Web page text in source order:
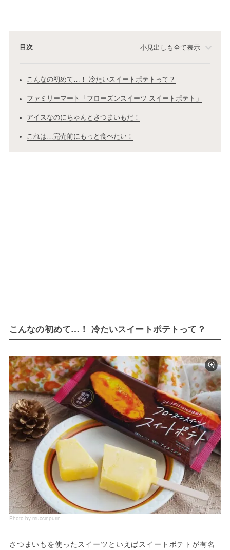
目次 小見出しも全て表示
こんなの初めて…！ 冷たいスイートポテトって？
ファミリーマート「フローズンスイーツ スイートポテト」
アイスなのにちゃんとさつまいもだ！
これは…完売前にもっと食べたい！
こんなの初めて…！ 冷たいスイートポテトって？
Photo by muccinpurin
さつまいもを使ったスイーツといえばスイートポテトが有名